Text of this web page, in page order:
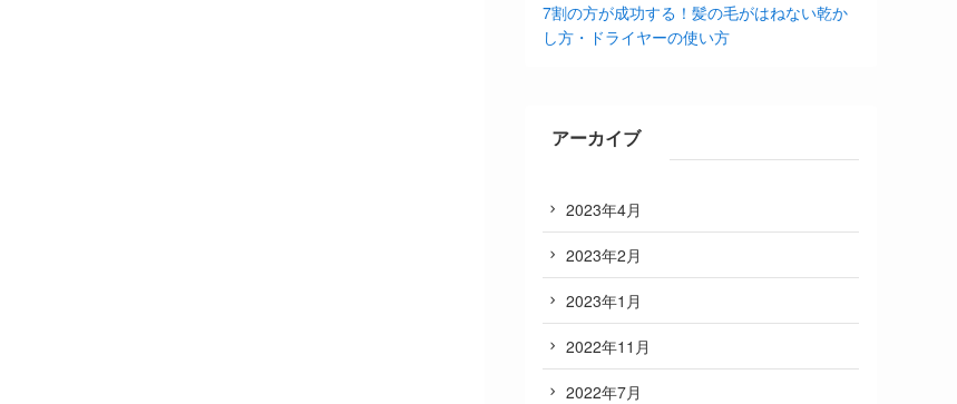
7割の方が成功する！髪の毛がはねない乾か
し方・ドライヤーの使い方
アーカイブ
2023年4月
2023年2月
2023年1月
2022年11月
2022年7月